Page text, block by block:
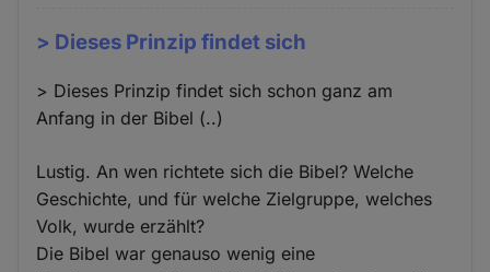
> Dieses Prinzip findet sich
> Dieses Prinzip findet sich schon ganz am
Anfang in der Bibel (..)
Lustig. An wen richtete sich die Bibel? Welche
Geschichte, und für welche Zielgruppe, welches
Volk, wurde erzählt?
Die Bibel war genauso wenig eine